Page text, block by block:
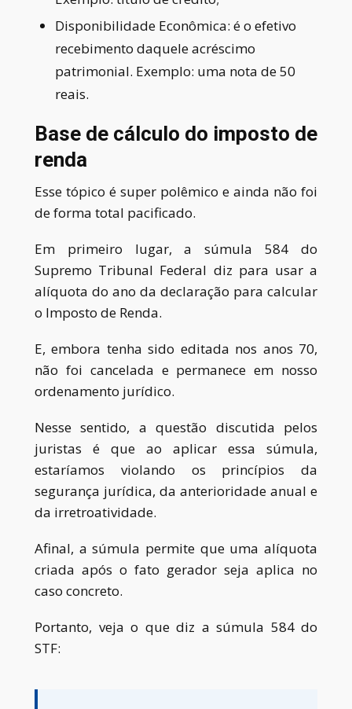
Disponibilidade Econômica: é o efetivo
recebimento daquele acréscimo
patrimonial. Exemplo: uma nota de 50
reais.
Base de cálculo do imposto de
renda
Esse tópico é super polêmico e ainda não foi
de forma total pacificado.
Em primeiro lugar, a súmula 584 do
Supremo Tribunal Federal diz para usar a
alíquota do ano da declaração para calcular
o Imposto de Renda.
E, embora tenha sido editada nos anos 70,
não foi cancelada e permanece em nosso
ordenamento jurídico.
Nesse sentido, a questão discutida pelos
juristas é que ao aplicar essa súmula,
estaríamos violando os princípios da
segurança jurídica, da anterioridade anual e
da irretroatividade.
Afinal, a súmula permite que uma alíquota
criada após o fato gerador seja aplica no
caso concreto.
Portanto, veja o que diz a súmula 584 do
STF: